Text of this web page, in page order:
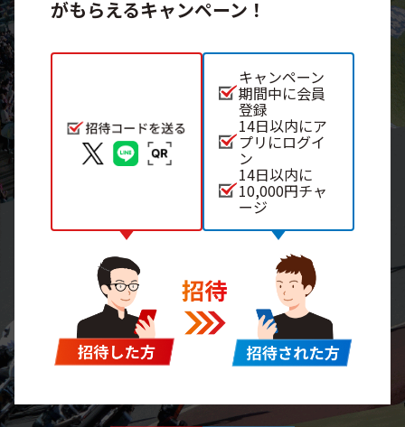
がもらえるキャンペーン！
キャンペーン
期間中に会員
登録
14日以内にア
プリにログイ
ン
14日以内に
10,000円チャ
ージ